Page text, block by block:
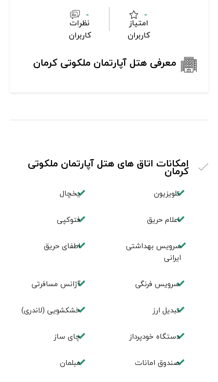
-
امتیاز
کاربران
-
نظرات
کاربران
معرفی هتل آپارتمان ملکوتی کرمان
امکانات اتاق های هتل آپارتمان ملکوتی
کرمان
تلویزیون یخچال
اعلام حریق فتوکپی
سرویس بهداشتی
ایرانی
اطفای حریق
سرویس فرنگی آژانس مسافرتی
تبديل ارز خشکشویی (لاندری)
دستگاه خودپرداز چای ساز
صندوق امانات مبلمان